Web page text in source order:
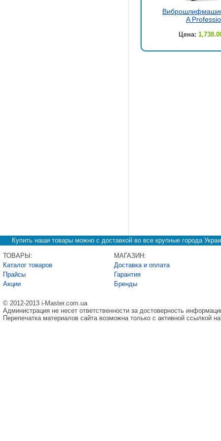
A
Цена:
Купить наши товары можно с доставкой во все крупные города
ТОВАРЫ:
Каталог товаров
Прайсы
Акции
МАГАЗИН:
Доставка и оплата
Гарантия
Бренды
© 2012-2013 i-Master.com.ua
Администрация не несет ответственности за достоверность
Перепечатка материалов сайта возможна только с активной ссылкой